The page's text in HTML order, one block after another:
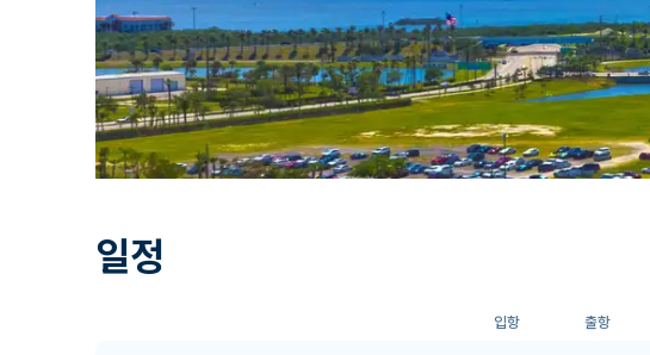
일정
입항 출항